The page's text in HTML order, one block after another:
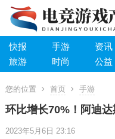
快报 手游 资讯
旅游
时尚 公益
您的位置 首页 手游
环比增长70%！阿迪
2023年5月6日 23:16